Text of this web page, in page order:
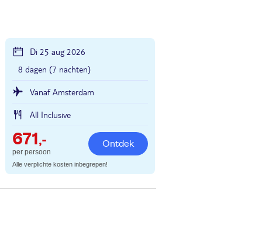
Di 25 aug 2026
8 dagen (7 nachten)
Vanaf Amsterdam
All Inclusive
671 ,-
per persoon
Ontdek
Alle verplichte kosten inbegrepen!